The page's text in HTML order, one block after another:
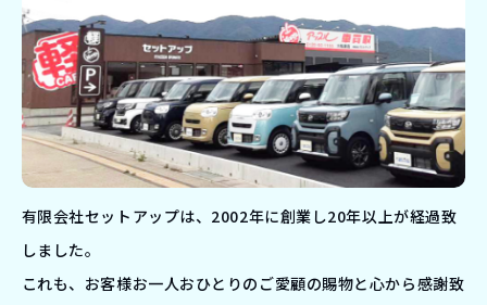
有限会社セットアップは、2002年に創業し20年以上が経過致
しました。
これも、お客様お一人おひとりのご愛顧の賜物と心から感謝致